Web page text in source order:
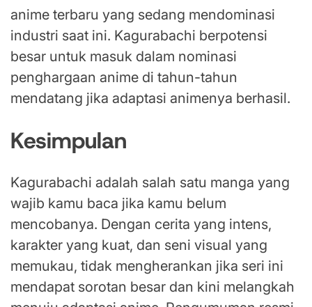
anime terbaru yang sedang mendominasi
industri saat ini. Kagurabachi berpotensi
besar untuk masuk dalam nominasi
penghargaan anime di tahun-tahun
mendatang jika adaptasi animenya berhasil.
Kesimpulan
Kagurabachi adalah salah satu manga yang
wajib kamu baca jika kamu belum
mencobanya. Dengan cerita yang intens,
karakter yang kuat, dan seni visual yang
memukau, tidak mengherankan jika seri ini
mendapat sorotan besar dan kini melangkah